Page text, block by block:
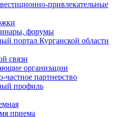
привлекательные
форумы
портал Курганской области
связи
организации
партнерство
профиль
приема